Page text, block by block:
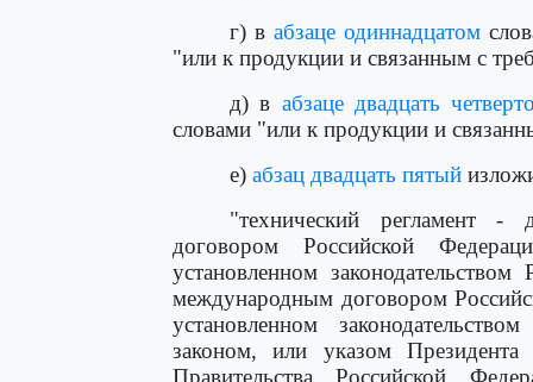
г) вабзаце одиннадцатом
"или к продукции и связанным с
д) в абзаце двадцать
словами "или к продукции и
е) абзац двадцать пятый
"технический регламент -
договором Российской
установленном
международным договором
установленном
законом, или указом Президента
Правительства Российской